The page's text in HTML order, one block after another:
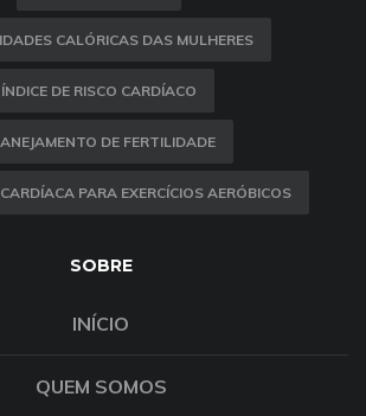
CALÓRICAS DAS MULHERES
ÍNDICE DE RISCO CARDÍACO
DE FERTILIDADE
PARA EXERCÍCIOS AERÓBICOS
SOBRE
INÍCIO
QUEM SOMOS